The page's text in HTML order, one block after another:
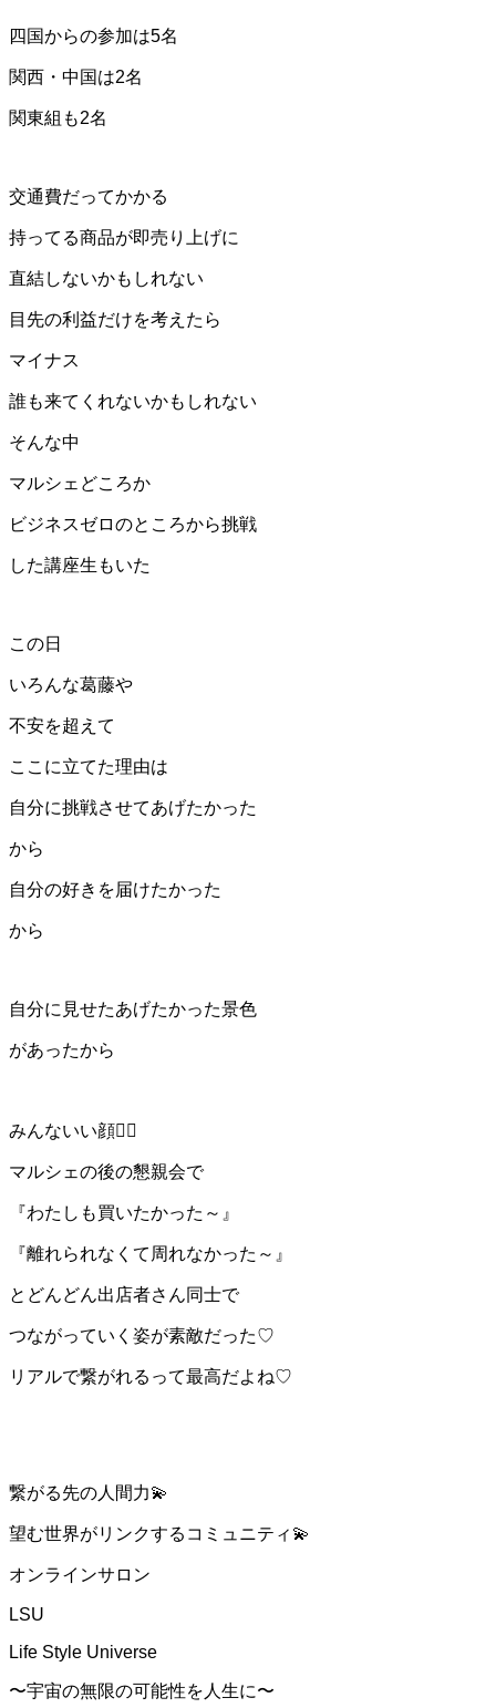
四国からの参加は5名
関西・中国は2名
関東組も2名
交通費だってかかる
持ってる商品が即売り上げに
直結しないかもしれない
目先の利益だけを考えたら
マイナス
誰も来てくれないかもしれない
そんな中
マルシェどころか
ビジネスゼロのところから挑戦
した講座生もいた
この日
いろんな葛藤や
不安を超えて
ここに立てた理由は
自分に挑戦させてあげたかった
から
自分の好きを届けたかった
から
自分に見せたあげたかった景色
があったから
みんないい顔❤️‍🔥
マルシェの後の懇親会で
『わたしも買いたかった～』
『離れられなくて周れなかった～』
とどんどん出店者さん同士で
つながっていく姿が素敵だった♡
リアルで繋がれるって最高だよね♡
繋がる先の人間力💫
望む世界がリンクするコミュニティ💫
オンラインサロン
LSU
Life Style Universe
〜宇宙の無限の可能性を人生に〜